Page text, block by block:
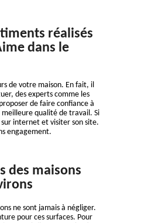
réalisés
dans le
de votre maison. En fait, il
des experts comme les
de faire confiance à
qualité de travail. Si
sur internet et visiter son site.
engagement.
des maisons
ne sont jamais à négliger.
pour ces surfaces. Pour